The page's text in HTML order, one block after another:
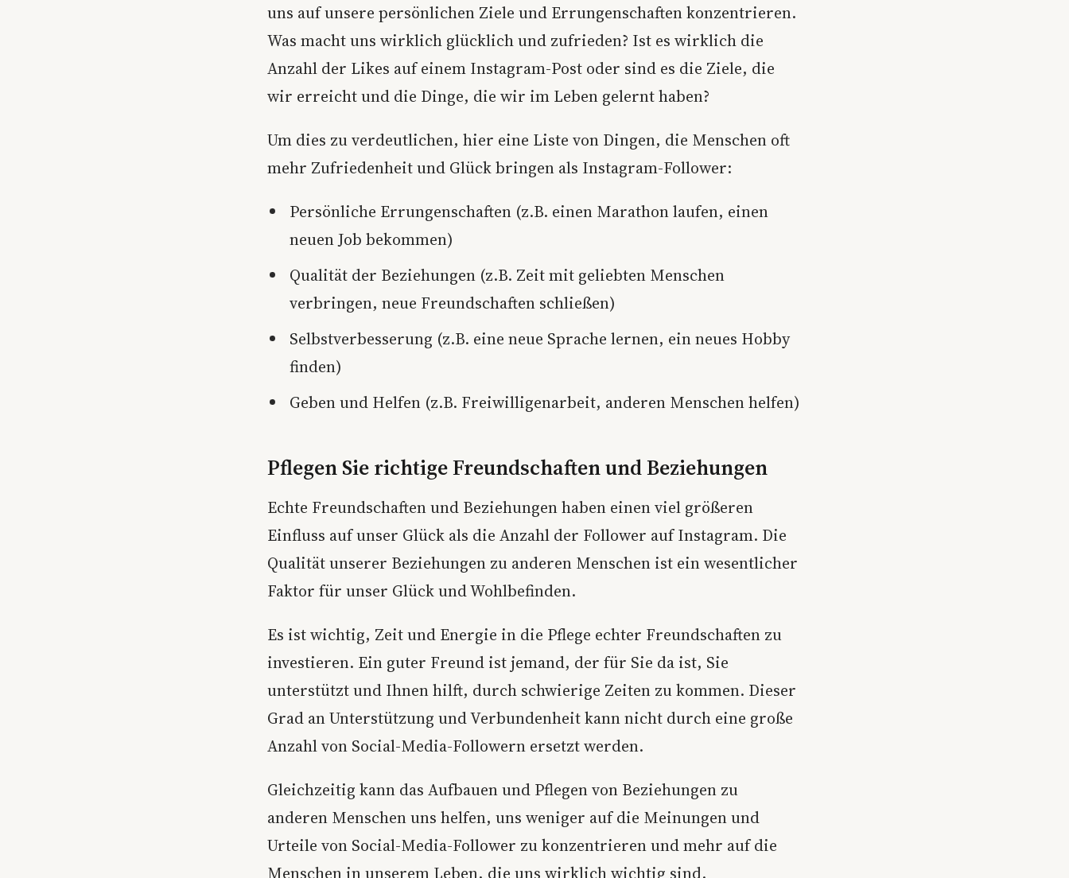
uns auf unsere persönlichen Ziele und Errungenschaften konzentrieren.
Was macht uns wirklich glücklich und zufrieden? Ist es wirklich die
Anzahl der Likes auf einem Instagram-Post oder sind es die Ziele, die
wir erreicht und die Dinge, die wir im Leben gelernt haben?
Um dies zu verdeutlichen, hier eine Liste von Dingen, die Menschen oft
mehr Zufriedenheit und Glück bringen als Instagram-Follower:
Persönliche Errungenschaften (z.B. einen Marathon laufen, einen
neuen Job bekommen)
Qualität der Beziehungen (z.B. Zeit mit geliebten Menschen
verbringen, neue Freundschaften schließen)
Selbstverbesserung (z.B. eine neue Sprache lernen, ein neues Hobby
finden)
Geben und Helfen (z.B. Freiwilligenarbeit, anderen Menschen helfen)
Pflegen Sie richtige Freundschaften und Beziehungen
Echte Freundschaften und Beziehungen haben einen viel größeren
Einfluss auf unser Glück als die Anzahl der Follower auf Instagram. Die
Qualität unserer Beziehungen zu anderen Menschen ist ein wesentlicher
Faktor für unser Glück und Wohlbefinden.
Es ist wichtig, Zeit und Energie in die Pflege echter Freundschaften zu
investieren. Ein guter Freund ist jemand, der für Sie da ist, Sie
unterstützt und Ihnen hilft, durch schwierige Zeiten zu kommen. Dieser
Grad an Unterstützung und Verbundenheit kann nicht durch eine große
Anzahl von Social-Media-Followern ersetzt werden.
Gleichzeitig kann das Aufbauen und Pflegen von Beziehungen zu
anderen Menschen uns helfen, uns weniger auf die Meinungen und
Urteile von Social-Media-Follower zu konzentrieren und mehr auf die
Menschen in unserem Leben, die uns wirklich wichtig sind.